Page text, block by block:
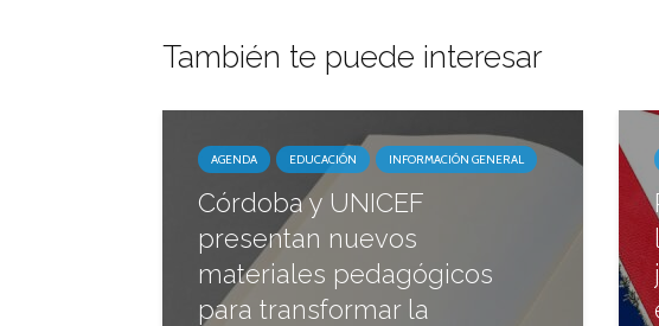
También te puede interesar
AGENDA EDUCACIÓN INFORMACIÓN GENERAL
Córdoba y UNICEF
presentan nuevos
materiales pedagógicos
para transformar la